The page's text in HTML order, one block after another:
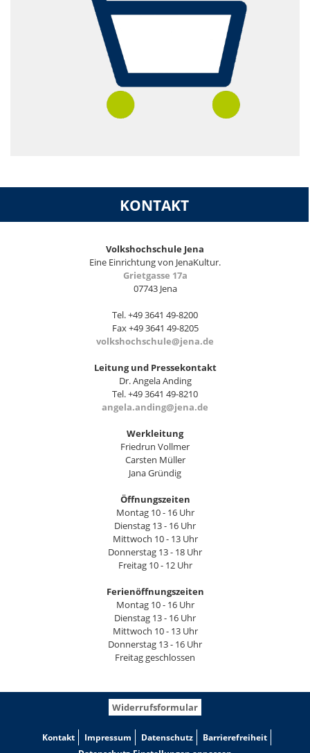
KONTAKT
Volkshochschule Jena
Eine Einrichtung von JenaKultur.
Grietgasse 17a
07743 Jena
Tel. +49 3641 49-8200
Fax +49 3641 49-8205
volkshochschule@jena.de
Leitung und Pressekontakt
Dr. Angela Anding
Tel. +49 3641 49-8210
angela.anding@jena.de
Werkleitung
Friedrun Vollmer
Carsten Müller
Jana Gründig
Öffnungszeiten
Montag 10 - 16 Uhr
Dienstag 13 - 16 Uhr
Mittwoch 10 - 13 Uhr
Donnerstag 13 - 18 Uhr
Freitag 10 - 12 Uhr
Ferienöffnungszeiten
Montag 10 - 16 Uhr
Dienstag 13 - 16 Uhr
Mittwoch 10 - 13 Uhr
Donnerstag 13 - 16 Uhr
Freitag geschlossen
Widerrufsformular
Kontakt Impressum Datenschutz
Barrierefreiheit